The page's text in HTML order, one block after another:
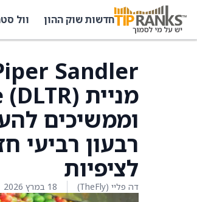
חדשות שוק ההון וול
וממשיכים
לציפיות
דה פליי (TheFly) 18 במרץ 2026